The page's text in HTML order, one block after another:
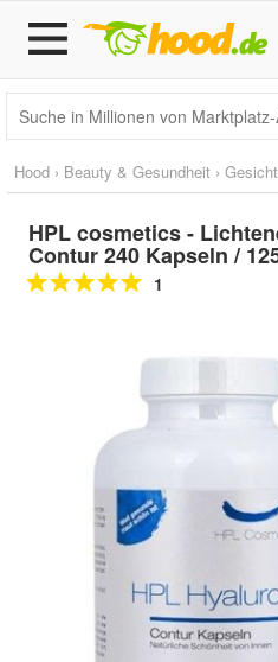
Hood › Beauty & Gesundheit ›
HPL cosmetics -
Contur 240 Kapseln /
1